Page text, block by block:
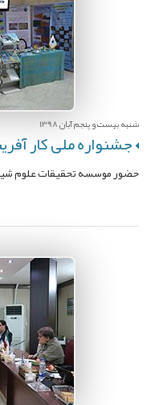
شنبه بیست و پنجم آبان 1398
جشنواره ملی کار
حضور موسسه تحقیقات علوم